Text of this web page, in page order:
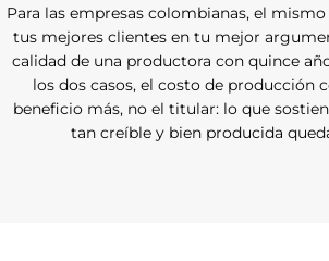
Para las empresas colombianas, el
tus mejores clientes en tu mejor
calidad de una productora con quince
los dos casos, el costo de producción
beneficio más, no el titular: lo que
tan creíble y bien producida